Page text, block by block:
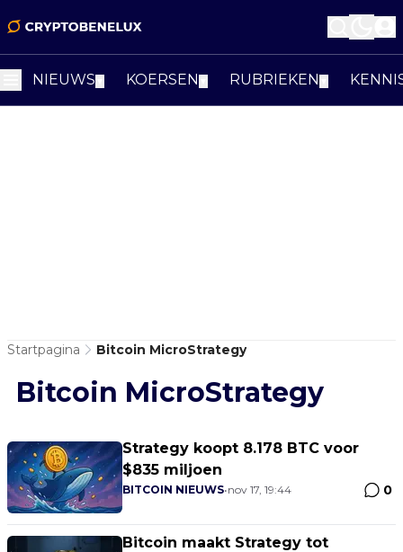
NIEUWS KOERSEN RUBRIEKEN
Startpagina Bitcoin MicroStrategy
Bitcoin MicroStrategy
Strategy koopt 8.178 BTC voor
$835 miljoen
BITCOIN NIEUWS•nov 17, 19:44 0
Bitcoin maakt Strategy tot